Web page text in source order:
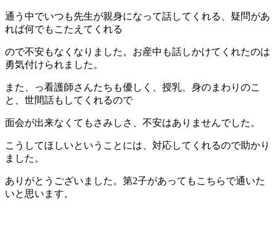
通う中でいつも先生が親身になって話してくれる、疑問があ
れば何でもこたえてくれる
ので不安もなくなりました。お産中も話しかけてくれたのは
勇気付けられました。
また、っ看護師さんたちも優しく、授乳、身のまわりのこ
と、世間話もしてくれるので
面会が出来なくてもさみしさ、不安はありませんでした。
こうしてほしいということには、対応してくれるので助かり
ました。
ありがとうございました。第2子があってもこちらで通いた
いと思います。